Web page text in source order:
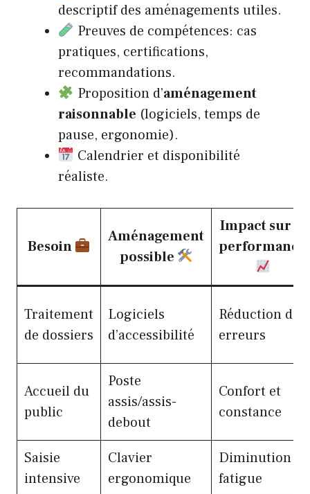
descriptif des aménagements utiles.
Preuves de compétences: cas
pratiques, certifications,
recommandations.
Proposition d’aménagement
raisonnable (logiciels, temps de
pause, ergonomie).
Calendrier et disponibilité
réaliste.
Besoin
Aménagement
possible
Impact sur la
performance
Traitement
de dossiers
Logiciels
d’accessibilité
Réduction des
erreurs
Accueil du
public
Poste
assis/assis-
debout
Confort et
constance
Saisie
intensive
Clavier
ergonomique
Diminution
fatigue